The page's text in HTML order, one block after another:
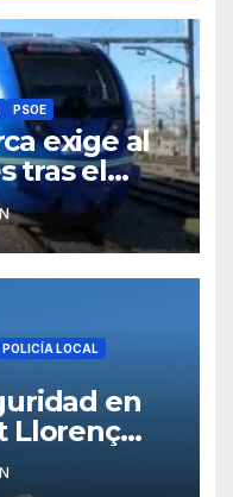
PSOE
exige al
tras el
en
POLICÍA LOCAL
en
Llorenç